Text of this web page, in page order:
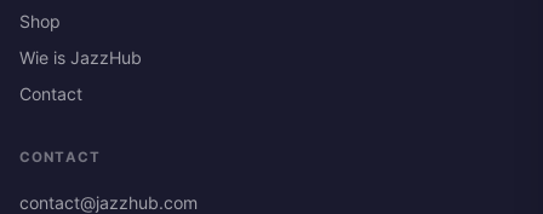
Shop
Wie is JazzHub
Contact
CONTACT
contact@jazzhub.com